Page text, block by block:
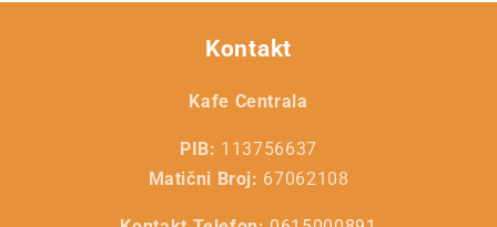
Kontakt
Kafe Centrala
PIB: 113756637
Matični Broj: 67062108